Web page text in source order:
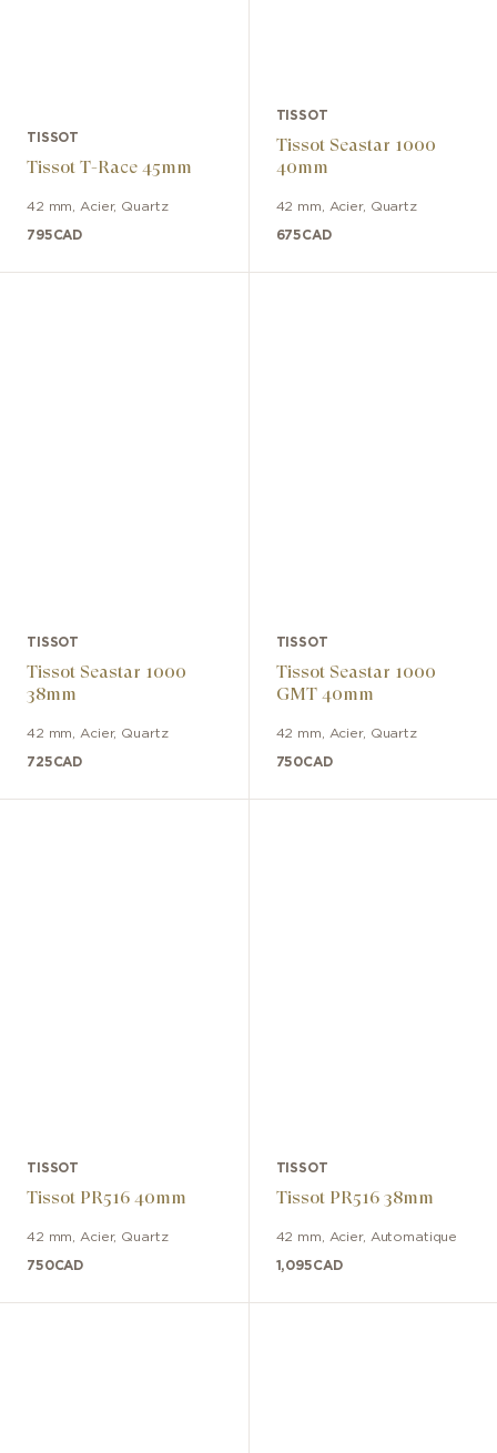
TISSOT
Tissot T-Race 45mm
42 mm Acier, Quartz
795CAD
TISSOT
Tissot Seastar 1000
40mm
42 mm Acier, Quartz
675CAD
TISSOT
Tissot Seastar 1000
38mm
42 mm Acier, Quartz
725CAD
TISSOT
Tissot Seastar 1000
GMT 40mm
42 mm Acier, Quartz
750CAD
TISSOT
Tissot PR516 40mm
42 mm Acier, Quartz
750CAD
TISSOT
Tissot PR516 38mm
42 mm Acier, Automatique
1,095CAD